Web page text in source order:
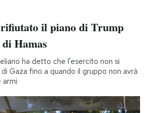
il piano di Trump
Hamas
ha detto che l'esercito non si
Gaza fino a quando il gruppo non avrà